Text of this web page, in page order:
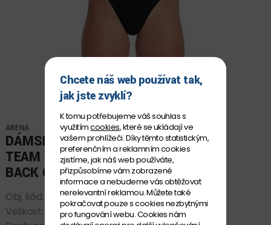
ARENA
DÁMSKÉ PLAVKY ARENA
TEAM WOMEN'S CHALLENGE
BACK ONE-PIECE SOLID
Obj. kód:
004766_550 D34
Velikost:
D 34
Chcete náš web používat tak,
jak jste zvyklí?
K tomu potřebujeme váš souhlas s
využitímcookies, které se ukládají ve
vašem prohlížeči. Díky těmto statistickým,
preferenčním a reklamním cookies
zjistíme, jak náš web používáte,
přizpůsobíme vám zobrazené
informace a nebudeme vás obtěžovat
nerelevantní reklamou. Můžete také
pokračovat pouze s cookies nezbytnými
pro fungování webu. Cookies nám